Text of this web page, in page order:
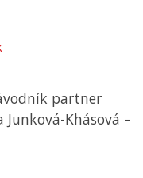
partner
Khásová –